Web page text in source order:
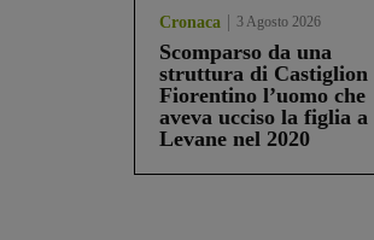
Cronaca 3 Agosto 2026
Scomparso da una
struttura di Castiglion
Fiorentino l’uomo che
aveva ucciso la figlia a
Levane nel 2020